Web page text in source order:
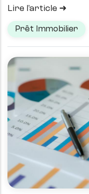
Lire l'article
Prêt Immobilier